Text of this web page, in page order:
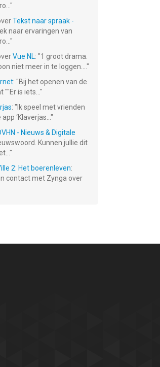
"
Tekst naar spraak -
naar ervaringen van
"
Vue NL: "1 groot drama.
niet meer in te loggen.... "
: "Bij het openen van de
is iets... "
: " Ik speel met vrienden
‘Klaverjas... "
- Nieuws & Digitale
Kunnen jullie dit
"
2: Het boerenleven:
contact met Zynga over